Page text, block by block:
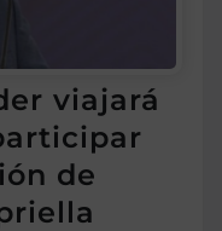
viajará
de